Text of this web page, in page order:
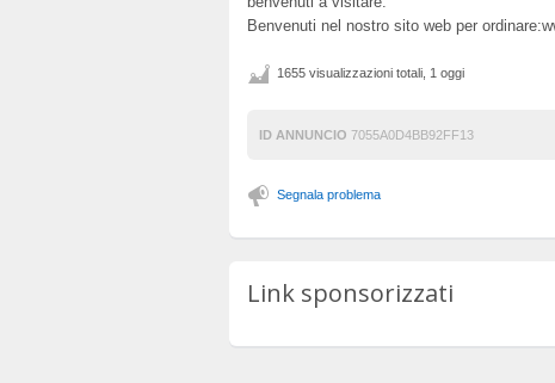
Benvenuti nel nostro sito web per
1655 visualizzazioni totali, 1 oggi
ID ANNUNCIO 7055A0D4BB92FF13
Segnala problema
Link sponsorizzati